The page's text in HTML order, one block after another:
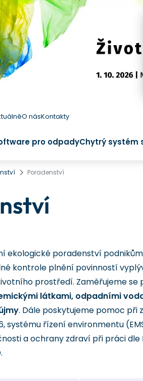
O násKontakty
pro odpadyChytrý systém
Poradenství
ekologické poradenství
kontrole plnění povinností
prostředí. Zaměřujeme se
látkami, odpadními
. Dále poskytujeme pomoc při
systému řízení environmentu
a ochrany zdraví při práci